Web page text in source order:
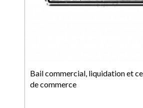
Bail commercial, liquidation et
de commerce